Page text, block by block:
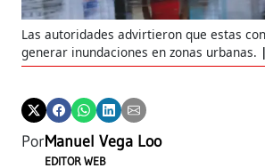
Las autoridades advirtieron que estas
generar inundaciones en zonas urbanas.
PorManuel Vega Loo
EDITOR WEB